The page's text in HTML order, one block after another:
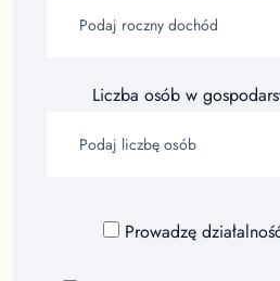
Liczba osób w
Prowadzę